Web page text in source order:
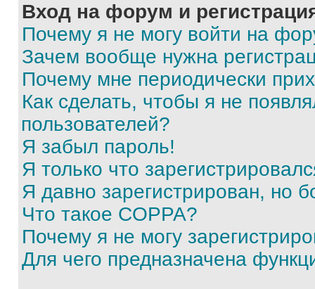
Вход на форум и
Почему я не могу войти на
Зачем вообще нужна
Почему мне периодически
Как сделать, чтобы я не
пользователей?
Я забыл пароль!
Я только что
Я давно зарегистрирован, но
Что такое COPPA?
Почему я не могу
Для чего предназначена